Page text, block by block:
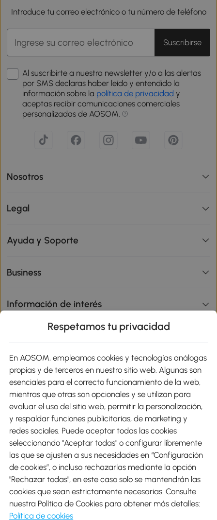
Introduce tu correo electrónico o tu número de teléfono
Suscribirse
Al suscribirte a nuestra newsletter y/o a las alertas
por SMS declaras haber leído y entendido la
información sobre la política de privacidad y
aceptas recibir comunicaciones comerciales
personalizadas de AOSOM.
Nosotros
Legal
Ayuda y Soporte
Business
Información de interés
Métodos de Pago
Envíos
Descargar Aosom App
Google Play
Respetamos tu privacidad
En AOSOM, empleamos cookies y tecnologías análogas
propias y de terceros en nuestro sitio web. Algunas son
esenciales para el correcto funcionamiento de la web,
mientras que otras son opcionales y se utilizan para
evaluar el uso del sitio web, permitir la personalización,
y respaldar funciones publicitarias, de marketing y
redes sociales. Puede aceptar todas las cookies
seleccionando "Aceptar todas" o configurar libremente
las que se ajusten a sus necesidades en “Configuración
de cookies”, o incluso rechazarlas mediante la opción
"Rechazar todas", en este caso solo se mantendrán las
cookies que sean estrictamente necesarias. Consulte
nuestra Política de Cookies para obtener más detalles:
Política de cookies